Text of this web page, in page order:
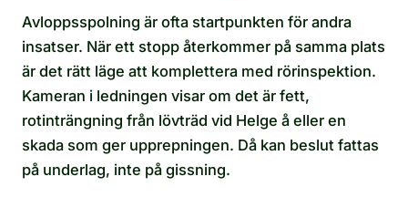
Avloppsspolning är ofta startpunkten för andra
insatser. När ett stopp återkommer på samma plats
är det rätt läge att komplettera med rörinspektion.
Kameran i ledningen visar om det är fett,
rotinträngning från lövträd vid Helge å eller en
skada som ger upprepningen. Då kan beslut fattas
på underlag, inte på gissning.